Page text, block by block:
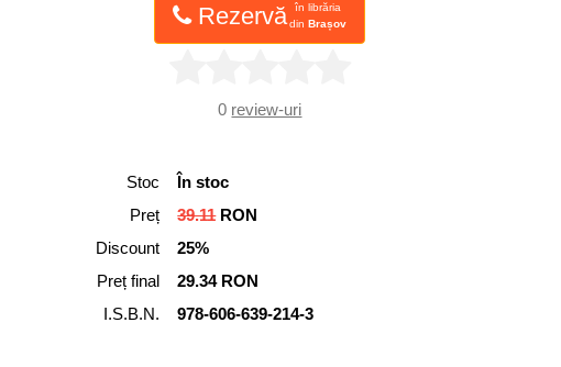
Rezervă
în librăria
dinBrașov
0 review-uri
Stoc
În stoc
Preț
39.11RON
Discount
25%
Preț final
29.34 RON
I.S.B.N.
978-606-639-214-3